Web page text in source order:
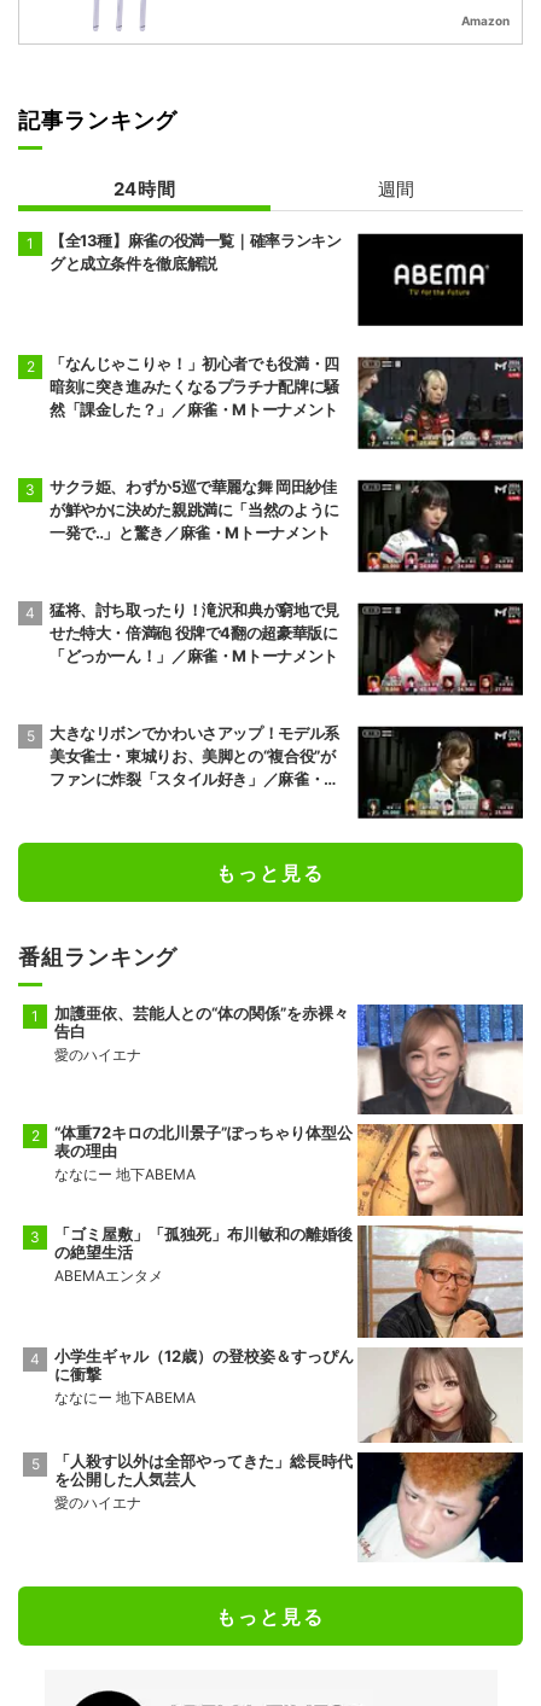
Amazon
記事ランキング
24時間 週間
【全13種】麻雀の役満一覧｜確率ランキン
グと成立条件を徹底解説
「なんじゃこりゃ！」初心者でも役満・四
暗刻に突き進みたくなるプラチナ配牌に騒
然「課金した？」／麻雀・Mトーナメント
サクラ姫、わずか5巡で華麗な舞 岡田紗佳
が鮮やかに決めた親跳満に「当然のように
一発で‥」と驚き／麻雀・Mトーナメント
猛将、討ち取ったり！滝沢和典が窮地で見
せた特大・倍満砲 役牌で4翻の超豪華版に
「どっかーん！」／麻雀・Mトーナメント
大きなリボンでかわいさアップ！モデル系
美女雀士・東城りお、美脚との“複合役”が
ファンに炸裂「スタイル好き」／麻雀・M
もっと見る
番組ランキング
加護亜依、芸能人との“体の関係”を赤裸々
告白
愛のハイエナ
“体重72キロの北川景子”ぽっちゃり体型公
表の理由
ななにー 地下ABEMA
「ゴミ屋敷」「孤独死」布川敏和の離婚後
の絶望生活
ABEMAエンタメ
小学生ギャル（12歳）の登校姿＆すっぴん
に衝撃
ななにー 地下ABEMA
「人殺す以外は全部やってきた」総長時代
を公開した人気芸人
愛のハイエナ
もっと見る